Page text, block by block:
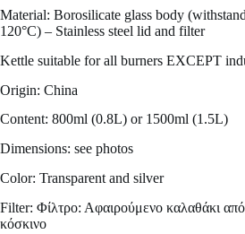
Material: Borosilicate glass body
120°C) – Stainless steel lid and filter
Kettle suitable for all burners EXCEPT
Origin: China
Content: 800ml (0.8L) or 1500ml (1.5L)
Dimensions: see photos
Color: Transparent and silver
Filter: Φίλτρο: Αφαιρούμενο καλαθάκι
κόσκινο